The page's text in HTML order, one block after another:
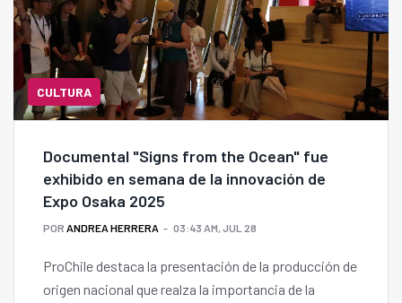
CULTURA
Documental "Signs from the Ocean" fue
exhibido en semana de la innovación de
Expo Osaka 2025
POR ANDREA HERRERA 03:43 AM, JUL 28
ProChile destaca la presentación de la producción de
origen nacional que realza la importancia de la